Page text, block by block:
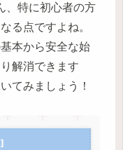
、特に初心者の方
る点ですよね。
本から安全な始
解消できます
てみましょう！